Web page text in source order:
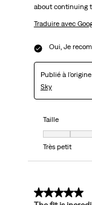
about continuing
Traduire avec
Oui, Je
Publié à
Sky
Taille
Taille, 4 sur 7,
Très petit
5 sur 5 étoiles.